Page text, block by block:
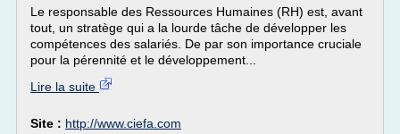
Le responsable des Ressources Humaines (RH) est, avant
tout, un stratège qui a la lourde tâche de développer les
compétences des salariés. De par son importance cruciale
pour la pérennité et le développement...
Lire la suite
Site : http://www.ciefa.com